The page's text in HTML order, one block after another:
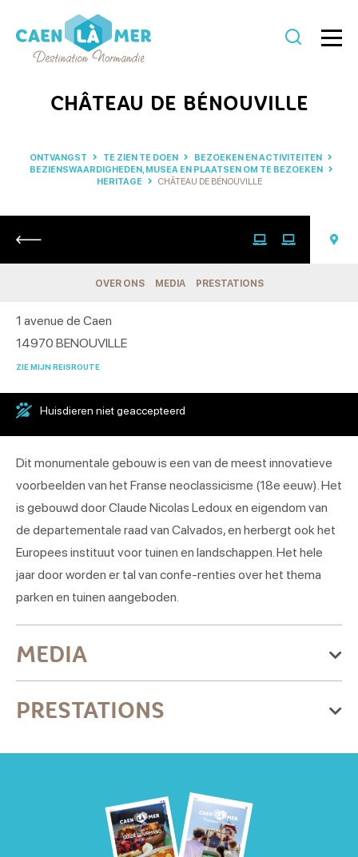
CHÂTEAU DE BÉNOUVILLE
ONTVANGST TE ZIEN TE DOEN
BEZOEKEN EN ACTIVITEITEN
BEZIENSWAARDIGHEDEN, MUSEA EN PLAATSEN OM TE BEZOEKEN
HERITAGE
CHÂTEAU DE BÉNOUVILLE
Retour
OVER ONS MEDIA PRESTATIONS
1 avenue de Caen
14970 BENOUVILLE
ZIE MIJN REISROUTE
Huisdieren niet geaccepteerd
Dit monumentale gebouw is een van de meest innovatieve
voorbeelden van het Franse neoclassicisme (18e eeuw). Het
is gebouwd door Claude Nicolas Ledoux en eigendom van
de departementale raad van Calvados, en herbergt ook het
Europees instituut voor tuinen en landschappen. Het hele
jaar door worden er tal van confe-renties over het thema
parken en tuinen aangeboden.
MEDIA
PRESTATIONS
Uitrusting